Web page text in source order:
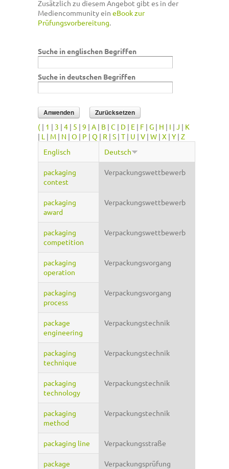
Zusätzlich zu diesem Angebot gibt es in der
Mediencommunity ein eBook zur
Prüfungsvorbereitung.
Suche in englischen Begriffen
Suche in deutschen Begriffen
( | 1 | 3 | 4 | 5 | 9 | A | B | C | D | E | F | G | H | I | J | K
| L | M | N | O | P | Q | R | S | T | U | V | W | X | Y | Z
Englisch
Deutsch
packaging
contest
Verpackungswettbewerb
packaging
award
Verpackungswettbewerb
packaging
competition
Verpackungswettbewerb
packaging
operation
Verpackungsvorgang
packaging
process
Verpackungsvorgang
package
engineering
Verpackungstechnik
packaging
technique
Verpackungstechnik
packaging
technology
Verpackungstechnik
packaging
method
Verpackungstechnik
packaging line Verpackungsstraße
package
Verpackungsprüfung